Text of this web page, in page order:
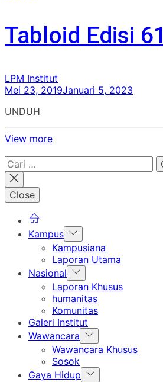
Tabloid Edisi 61
LPM Institut
Mei 23, 2019Januari 5, 2023
UNDUH
View more
Cari
untuk:
Close
Kampus Show
sub
menu
Kampusiana
Laporan Utama
Nasional Show
sub
menu
Laporan Khusus
humanitas
Komunitas
Galeri Institut
Wawancara Show
sub
Wawancara Khusus
Sosok
Gaya Hidup Show